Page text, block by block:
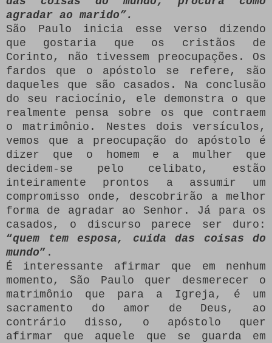
agradar ao marido”.
São Paulo inicia esse verso dizendo
que gostaria que os cristãos de
Corinto, não tivessem preocupações. Os
fardos que o apóstolo se refere, são
daqueles que são casados. Na conclusão
do seu raciocínio, ele demonstra o que
realmente pensa sobre os que contraem
o matrimônio. Nestes dois versículos,
vemos que a preocupação do apóstolo é
dizer que o homem e a mulher que
decidem-se pelo celibato, estão
inteiramente prontos a assumir um
compromisso onde, descobrirão a melhor
forma de agradar ao Senhor. Já para os
casados, o discurso parece ser duro:
“quem tem esposa, cuida das coisas do
mundo” .
É interessante afirmar que em nenhum
momento, São Paulo quer desmerecer o
matrimônio que para a Igreja, é um
sacramento do amor de Deus, ao
contrário disso, o apóstolo quer
afirmar que aquele que se guarda em